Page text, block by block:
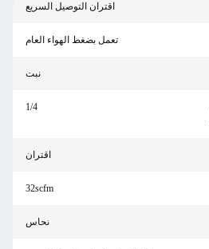
اقتران التوصيل السريع
تعمل بضغط الهواء العام
نبت
1/4
اقتران
32scfm
نحاس